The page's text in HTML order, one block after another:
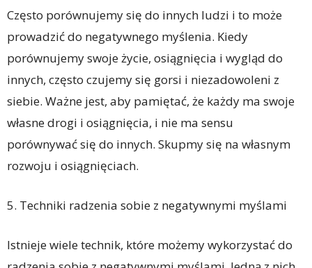
Często porównujemy się do innych ludzi i to może
prowadzić do negatywnego myślenia. Kiedy
porównujemy swoje życie, osiągnięcia i wygląd do
innych, często czujemy się gorsi i niezadowoleni z
siebie. Ważne jest, aby pamiętać, że każdy ma swoje
własne drogi i osiągnięcia, i nie ma sensu
porównywać się do innych. Skupmy się na własnym
rozwoju i osiągnięciach.
5. Techniki radzenia sobie z negatywnymi myślami
Istnieje wiele technik, które możemy wykorzystać do